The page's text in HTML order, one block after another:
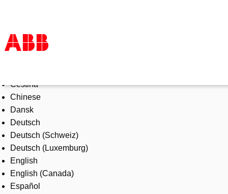
Products & Solutions
Industries
Services
About us
Where to buy
Contact us
Careers
Čeština
Chinese
Dansk
Deutsch
Deutsch (Schweiz)
Deutsch (Luxemburg)
English
English (Canada)
Español